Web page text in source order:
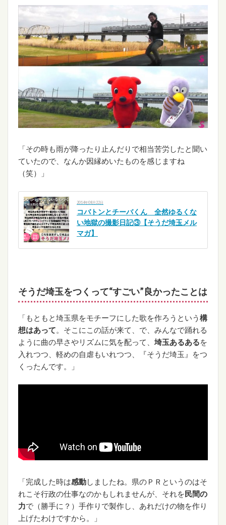
「その時も雨が降ったり止んだりで相当苦労したと聞い
ていたので、なんか因縁めいたものを感じますね
（笑）」
2014年08月22日
コバトンとチーバくん 全然ゆるくな
い地獄の撮影日記③【そうだ埼玉メル
マガ】
そうだ埼玉をつくって“すごい”良かったことは
「もともと埼玉県をモチーフにした歌を作ろうという 構
想はあって。そこにこの話が来て、で、みんなで踊れる
ように曲の早さやリズムに気を配って、 埼玉あるあるを
入れつつ、軽めの自虐もいれつつ、『そうだ埼玉』をつ
くったんです。」
「完成した時は感動しましたね。県のＰＲというのはそ
れこそ行政の仕事なのかもしれませんが、それを 民間の
力で（勝手に？）手作りで製作し、あれだけの物を作り
上げたわけですから。」